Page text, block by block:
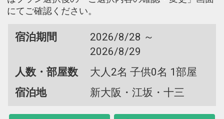
にてご確認ください。
宿泊期間
2026/8/28 ～
2026/8/29
人数・部屋数
大人2名 子供0名 1部屋
宿泊地
新大阪・江坂・十三